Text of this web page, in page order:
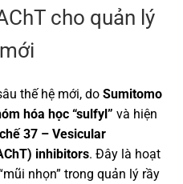
cho quản lý
thế hệ mới, do Sumitomo
hóa học “sulfyl” và hiện
37 – Vesicular
inhibitors. Đây là hoạt
nhọn” trong quản lý rầy